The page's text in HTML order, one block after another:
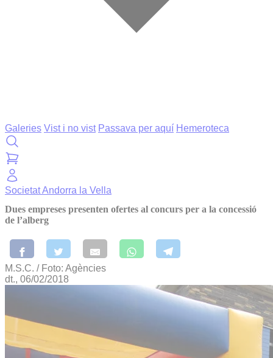
Galeries Vist i no vist Passava per aquí Hemeroteca
SocietatAndorra la Vella
Dues empreses presenten ofertes al concurs per a la concessió
de l’alberg
M.S.C. / Foto: Agències
dt., 06/02/2018